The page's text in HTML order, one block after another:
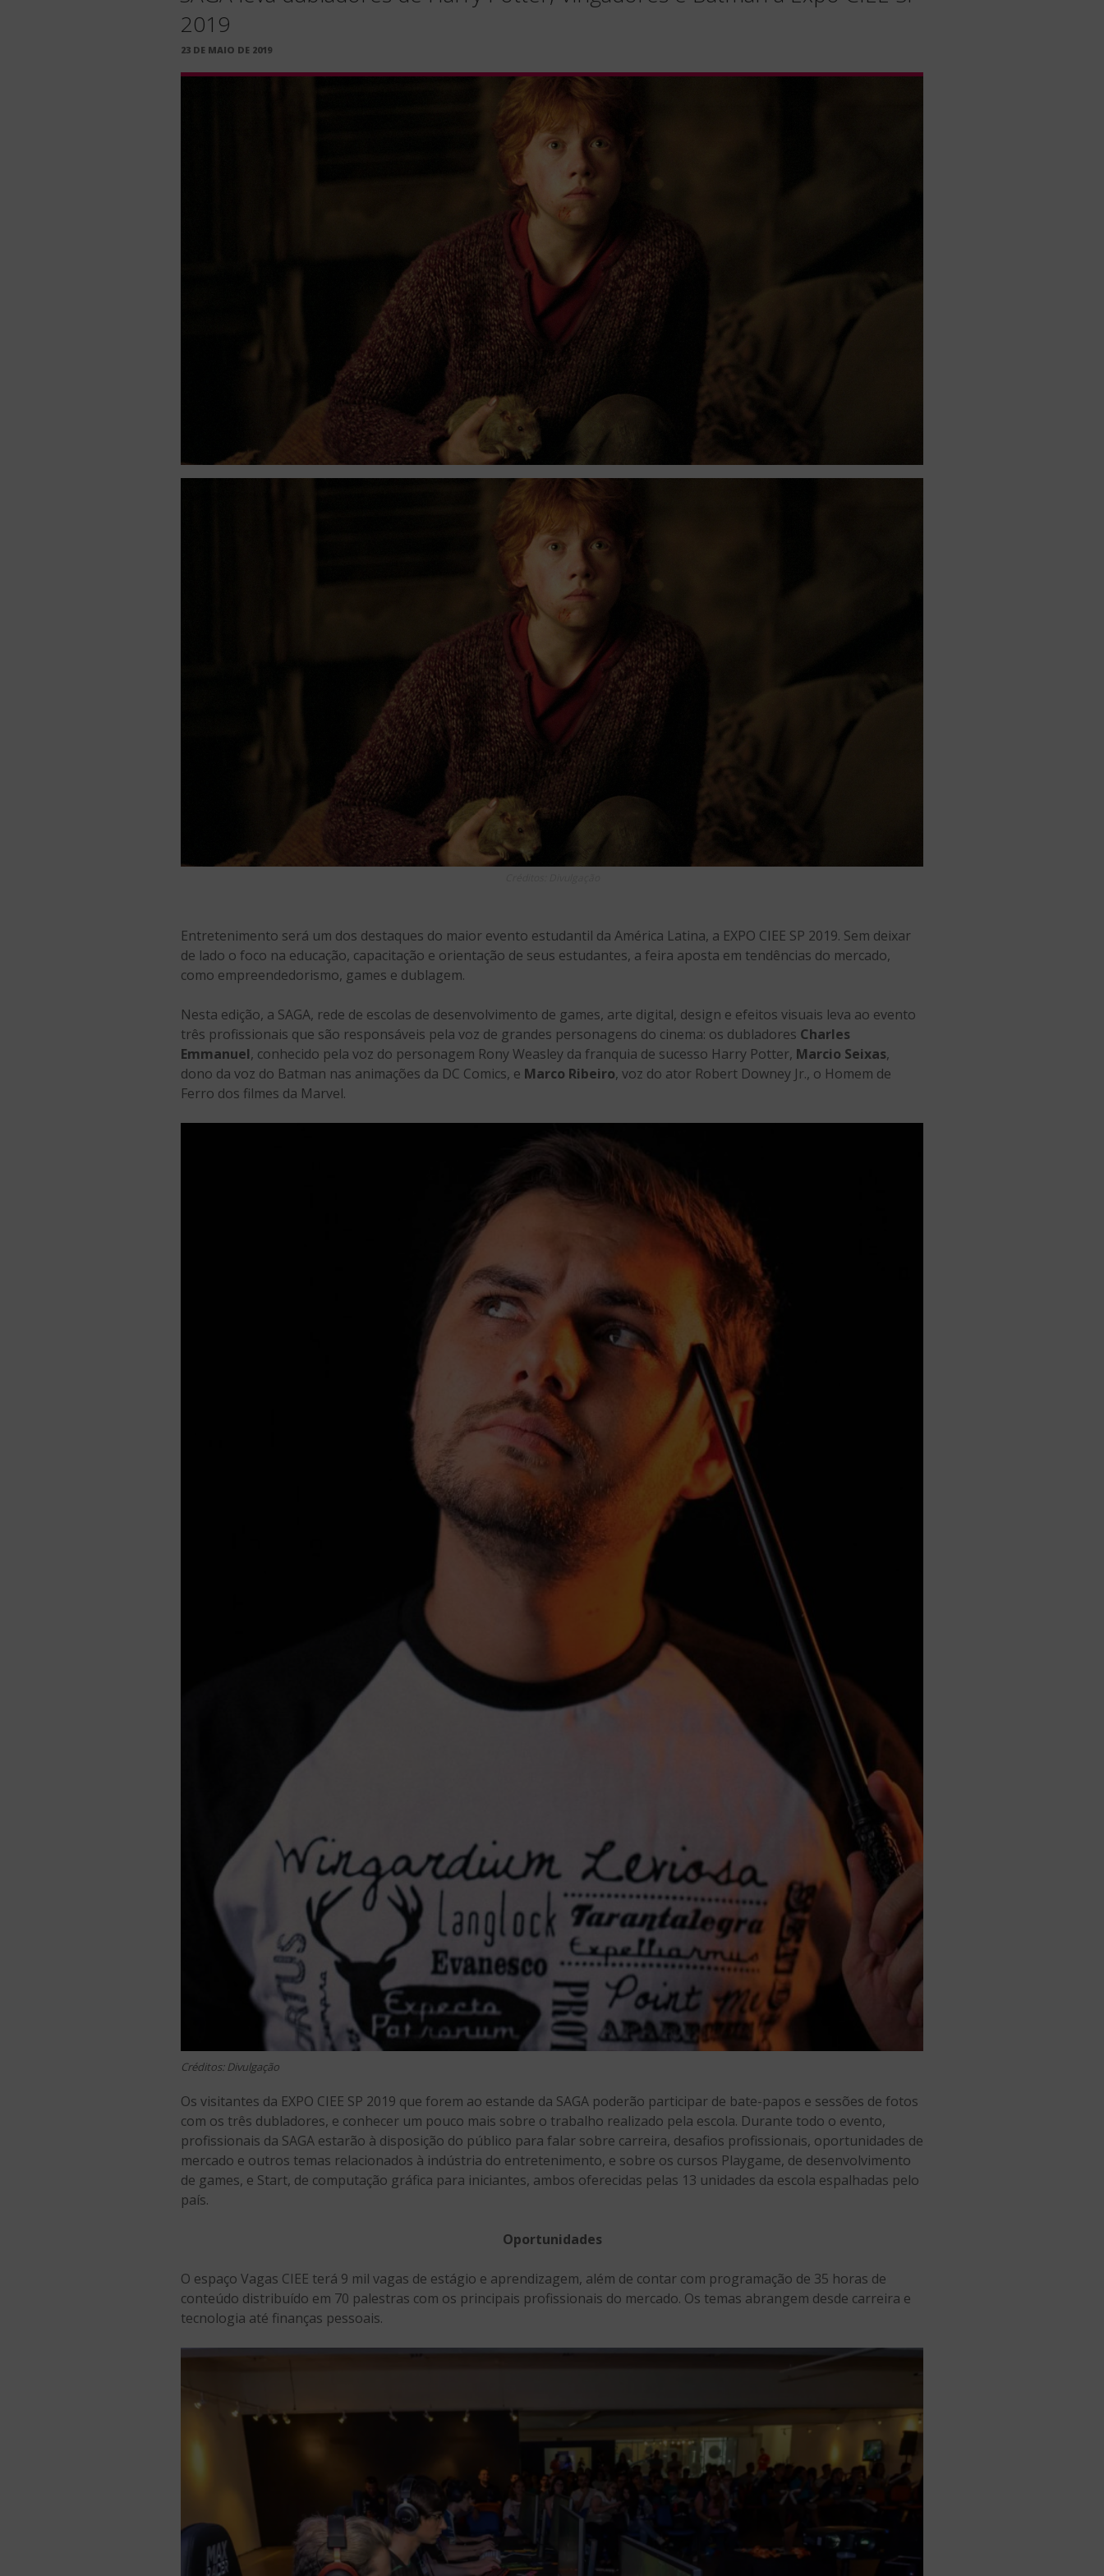
2019
PUBLICADO
23 DE MAIO DE 2019
Entretenimento será um dos destaques do maior evento estudantil da América Latina, a EXPO CIEE SP 2019. Sem deixar
de lado o foco na educação, capacitação e orientação de seus estudantes, a feira aposta em tendências do mercado,
como empreendedorismo, games e dublagem.
Nesta edição, a SAGA, rede de escolas de desenvolvimento de games, arte digital, design e efeitos visuais leva ao evento
três profissionais que são responsáveis pela voz de grandes personagens do cinema: os dubladores Charles
Emmanuel, conhecido pela voz do personagem Rony Weasley da franquia de sucesso Harry Potter, Marcio Seixas,
dono da voz do Batman nas animações da DC Comics, e Marco Ribeiro, voz do ator Robert Downey Jr., o Homem de
Ferro dos filmes da Marvel.
Créditos: Divulgação
Os visitantes da EXPO CIEE SP 2019 que forem ao estande da SAGA poderão participar de bate-papos e sessões de fotos
com os três dubladores, e conhecer um pouco mais sobre o trabalho realizado pela escola. Durante todo o evento,
profissionais da SAGA estarão à disposição do público para falar sobre carreira, desafios profissionais, oportunidades de
mercado e outros temas relacionados à indústria do entretenimento, e sobre os cursos Playgame, de desenvolvimento
de games, e Start, de computação gráfica para iniciantes, ambos oferecidas pelas 13 unidades da escola espalhadas pelo
país.
Oportunidades
O espaço Vagas CIEE terá 9 mil vagas de estágio e aprendizagem, além de contar com programação de 35 horas de
conteúdo distribuído em 70 palestras com os principais profissionais do mercado. Os temas abrangem desde carreira e
tecnologia até finanças pessoais.